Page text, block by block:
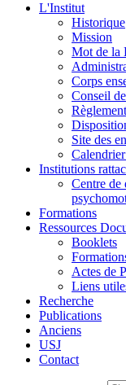
L'Institut
Historique
Mission
Mot de la
Corps
Conseil
Site des
Institutions
Centre de
Formations
Ressources
Booklets
Actes de
Liens
Recherche
Publications
Anciens
USJ
Contact